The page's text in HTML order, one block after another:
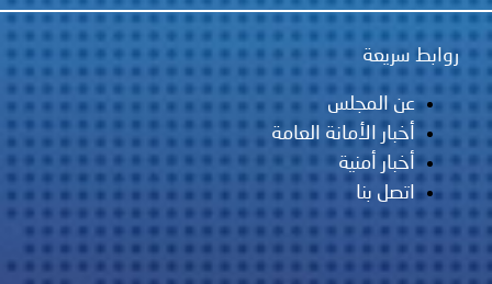
روابط سريعة
عن المجلس
أخبار الأمانة العامة
أخبار أمنية
اتصل بنا